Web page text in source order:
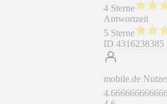
4 Sterne
Antwortzeit
5 Sterne
ID 4316238385
mobile.de